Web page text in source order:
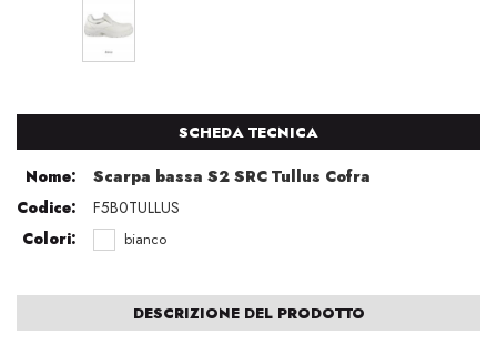
SCHEDA TECNICA
Nome:
Scarpa bassa S2 SRC Tullus Cofra
Codice:
F5B0TULLUS
Colori:
bianco
DESCRIZIONE DEL PRODOTTO